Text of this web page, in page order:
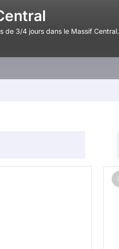
de 3/4 jours dans le Massif Central.